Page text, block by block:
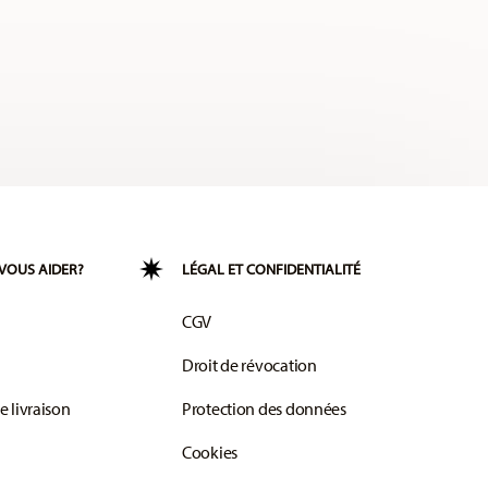
AIDER?
livraison
LÉGAL ET CONFIDENTIALITÉ
CGV
Droit de révocation
Protection des données
Cookies